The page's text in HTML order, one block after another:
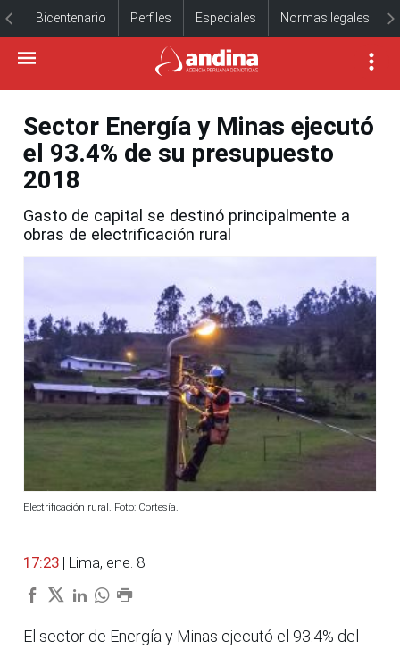
Bicentenario Perfiles Especiales Normas legales
Sector Energía y Minas ejecutó
el 93.4% de su presupuesto
2018
Gasto de capital se destinó principalmente a
obras de electrificación rural
Electrificación rural. Foto: Cortesía.
17:23 | Lima, ene. 8.
El sector de Energía y Minas ejecutó el 93.4% del